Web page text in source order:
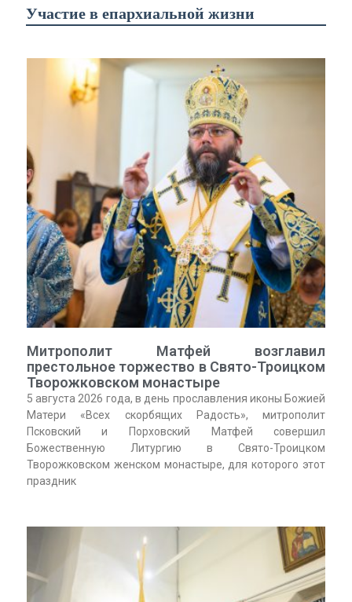
Участие в епархиальной жизни
Митрополит Матфей возглавил
престольное торжество в Свято-Троицком
Творожковском монастыре
5 августа 2026 года, в день прославления иконы Божией
Матери «Всех скорбящих Радость», митрополит
Псковский и Порховский Матфей совершил
Божественную Литургию в Свято-Троицком
Творожковском женском монастыре, для которого этот
праздник